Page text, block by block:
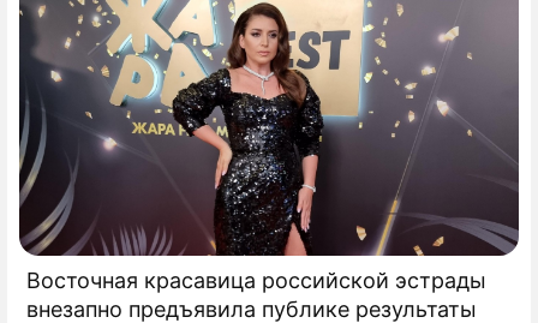
Восточная красавица российской эстрады
внезапно предъявила публике результаты